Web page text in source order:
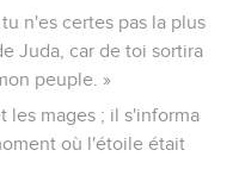
n'es certes pas la plus
Juda, car de toi sortira
peuple. »
les mages ; il s'informa
où l'étoile était